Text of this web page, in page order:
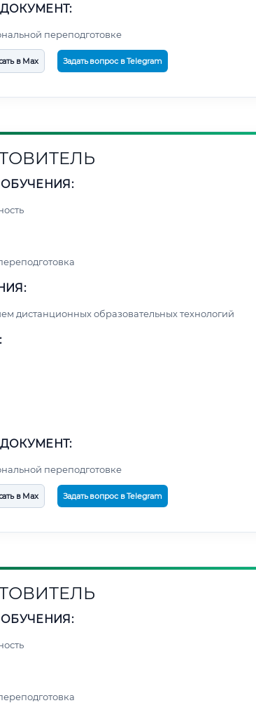
переподготовке
в Max Задать вопрос в Telegram
дистанционных образовательных технологий
переподготовке
в Max Задать вопрос в Telegram